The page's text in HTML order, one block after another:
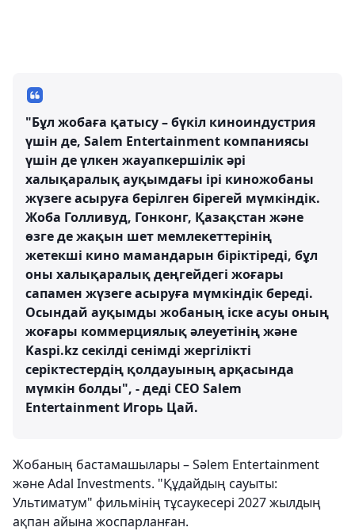
"Бұл жобаға қатысу – бүкіл киноиндустрия
үшін де, Salem Entertainment компаниясы
үшін де үлкен жауапкершілік әрі
халықаралық ауқымдағы ірі киножобаны
жүзеге асыруға берілген бірегей мүмкіндік.
Жоба Голливуд, Гонконг, Қазақстан және
өзге де жақын шет мемлекеттерінің
жетекші кино мамандарын біріктіреді, бұл
оны халықаралық деңгейдегі жоғары
сапамен жүзеге асыруға мүмкіндік береді.
Осындай ауқымды жобаның іске асуы оның
жоғары коммерциялық әлеуетінің және
Kaspi.kz секілді сенімді жергілікті
серіктестердің қолдауының арқасында
мүмкін болды", - деді CEO Salem
Entertainment Игорь Цай.
Жобаның бастамашылары – Sәlem Entertainment
және Adal Investments. "Құдайдың сауыты:
Ультиматум" фильмінің тұсаукесері 2027 жылдың
ақпан айына жоспарланған.